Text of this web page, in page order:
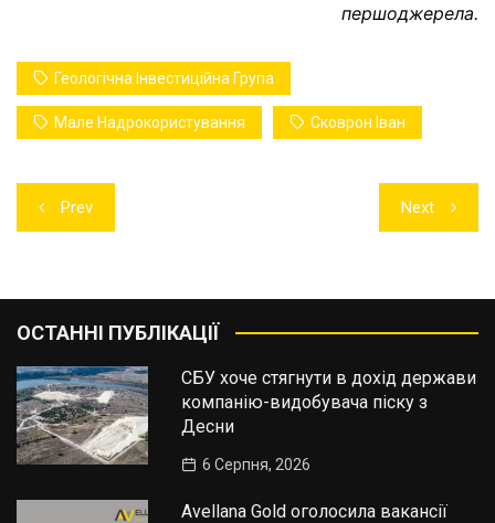
першоджерела.
Геологічна Інвестиційна Група
Мале Надрокористування Сковрон Іван
Навігація
записів
Prev Next
ОСТАННІ ПУБЛІКАЦІЇ
СБУ хоче стягнути в дохід держави
компанію-видобувача піску з
Десни
6 Серпня, 2026
Avellana Gold оголосила вакансії